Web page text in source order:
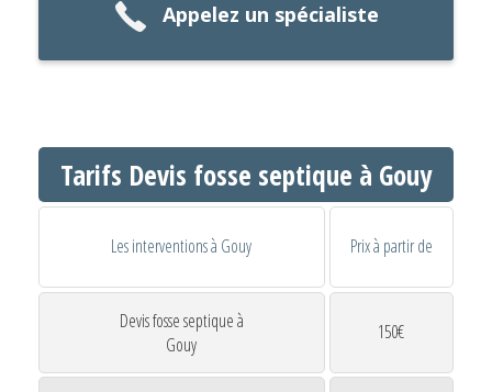
Appelez un spécialiste
Tarifs Devis fosse septique à Gouy
Les interventions à Gouy Prix à partir de
Devis fosse septique à
Gouy
150€